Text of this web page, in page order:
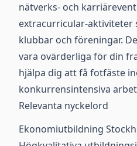
nätverks- och
extracurricular-aktiviteter
klubbar och föreningar.
vara ovärderliga för din
hjälpa dig att få fotfäste
konkurrensintensiva
Relevanta nyckelord
Ekonomiutbildning